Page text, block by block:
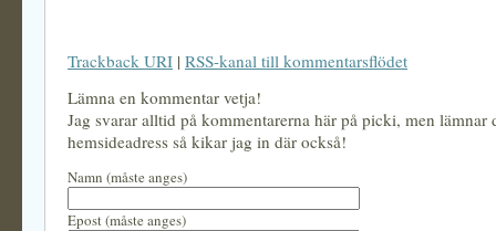
Trackback URI | RSS-kanal till kommentarsflödet
Lämna en kommentar vetja!
Jag svarar alltid på kommentarerna här på picki, men lämnar
hemsideadress så kikar jag in där också!
Namn (måste anges)
Epost (måste anges)